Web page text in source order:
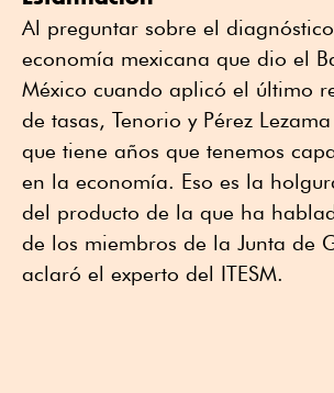
Al preguntar sobre el
economía mexicana que dio el
México cuando aplicó el último
de tasas, Tenorio y Pérez
que tiene años que tenemos
en la economía. Eso es la
del producto de la que ha
de los miembros de la Junta de
aclaró el experto del ITESM.